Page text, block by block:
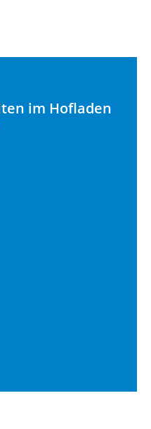
im Hofladen